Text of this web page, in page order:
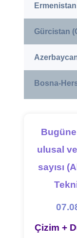
Gürcistan
Bosna-
Bugüne
ulusal
sayısı
Çizim +